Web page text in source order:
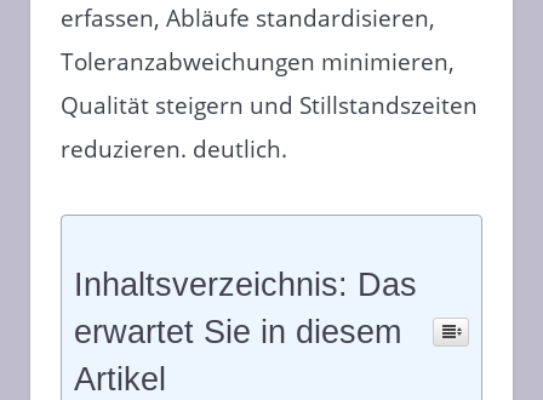
erfassen, Abläufe standardisieren,
Toleranzabweichungen minimieren,
Qualität steigern und Stillstandszeiten
reduzieren. deutlich.
Inhaltsverzeichnis: Das
erwartet Sie in diesem
Artikel